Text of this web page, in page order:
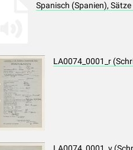
Spanisch (Spanien),
LA0074_0001_r